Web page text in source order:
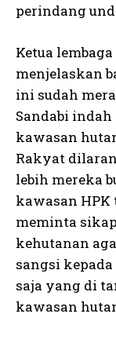
perindang
Ketua
menjelaskan
ini sudah
Sandabi
kawasan
Rakyat
lebih mereka
kawasan
meminta
kehutanan
sangsi
saja yang di
kawasan